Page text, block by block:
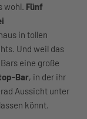
Fünf
in tollen
Und weil das
eine große
Bar, in der ihr
Aussicht unter
könnt.